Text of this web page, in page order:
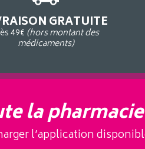
GRATUITE
49€(hors montant des
médicaments)
la
l’application